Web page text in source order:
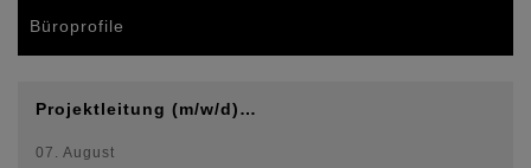
Büroprofile
Projektleitung (m/w/d)…
07. August